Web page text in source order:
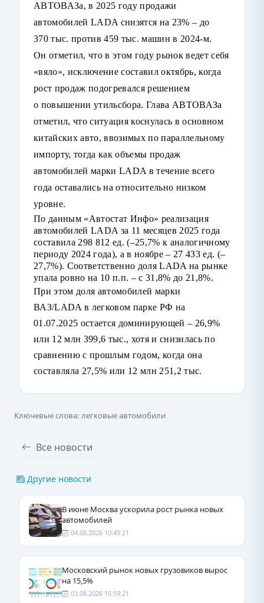
АВТОВАЗа, в 2025 году продажи
автомобилей LADA снизятся на 23% – до
370 тыс. против 459 тыс. машин в 2024-м.
Он отметил, что в этом году рынок ведет себя
«вяло», исключение составил октябрь, когда
рост продаж подогревался решением
о повышении утильсбора. Глава АВТОВАЗа
отметил, что ситуация коснулась в основном
китайских авто, ввозимых по параллельному
импорту, тогда как объемы продаж
автомобилей марки LADA в течение всего
года оставались на относительно низком
уровне.
По данным «Автостат Инфо» реализация
автомобилей LADA за 11 месяцев 2025 года
составила 298 812 ед. (–25,7% к аналогичному
периоду 2024 года), а в ноябре – 27 433 ед. (–
27,7%). Соответственно доля LADA на рынке
упала ровно на 10 п.п. – с 31,8% до 21,8%.
При этом доля автомобилей марки
ВАЗ/LADA в легковом парке РФ на
01.07.2025 остается доминирующей – 26,9%
или 12 млн 399,6 тыс., хотя и снизилась по
сравнению с прошлым годом, когда она
составляла 27,5% или 12 млн 251,2 тыс.
Ключевые слова: легковые автомобили
Все новости
Другие новости
В июне Москва ускорила рост рынка новых
автомобилей
04.08.2026 10:49:21
Московский рынок новых грузовиков вырос
на 15,5%
03.08.2026 15:59:21